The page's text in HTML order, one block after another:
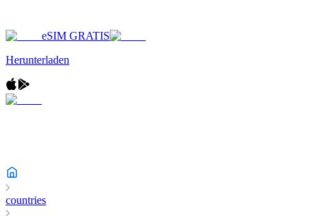
eSIM GRATIS
Herunterladen
countries